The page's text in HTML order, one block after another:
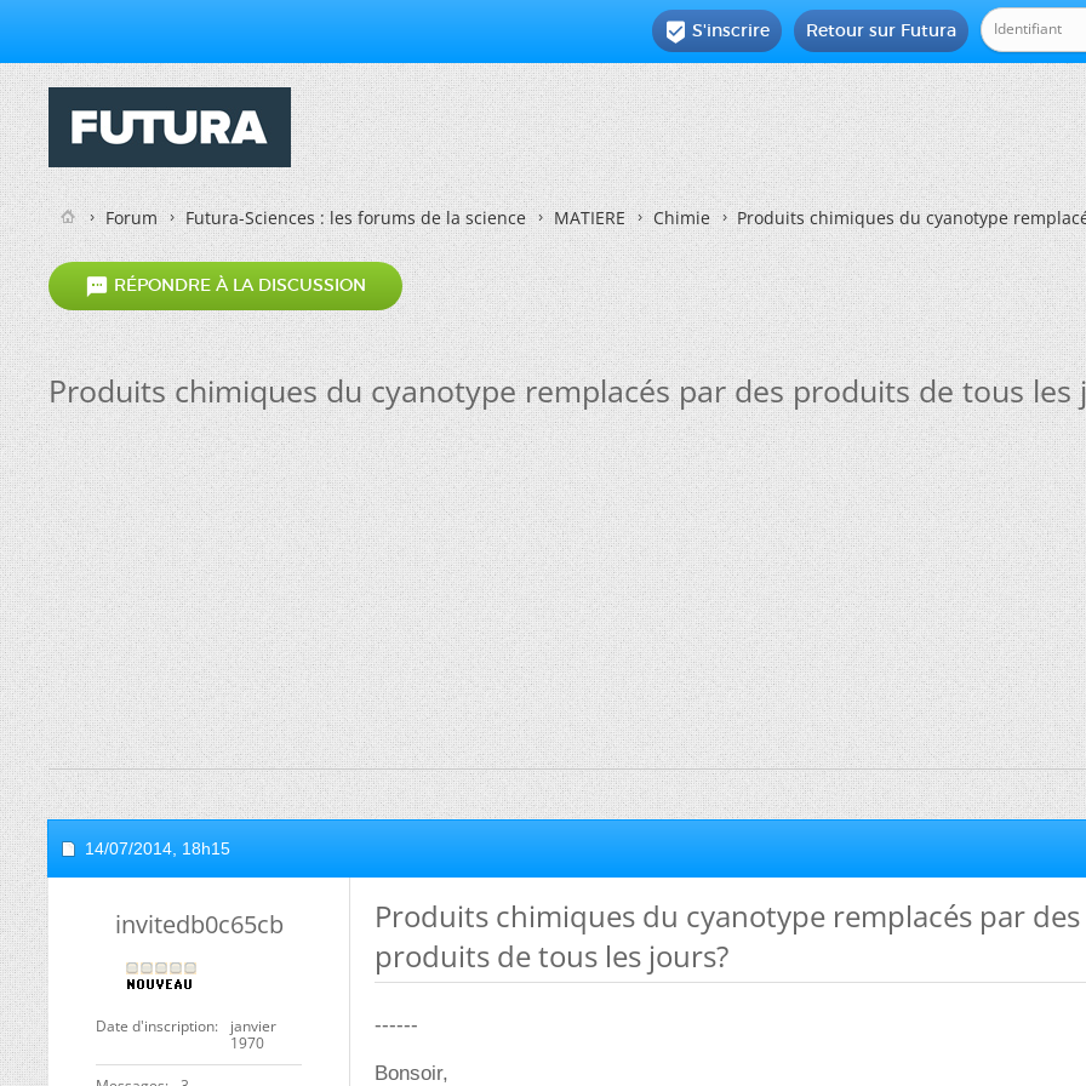
Retour sur Futura
 S'inscrire
Forum Futura-Sciences : les forums de la science MATIERE Chimie Produits chimiques du cyanotype
 RÉPONDRE À LA DISCUSSION
Produits chimiques du cyanotype remplacés par des produits de tous les
14/07/2014, 18h15
invitedb0c65cb
Date d'inscription
janvier
1970
Produits chimiques du cyanotype remplacés par des
produits de tous les jours?
------
Bonsoir,